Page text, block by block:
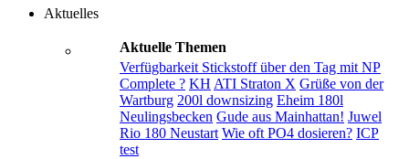
Aktuelles
Aktuelle Themen
Verfügbarkeit Stickstoff über den Tag mit NP
Complete ? KH ATI Straton X Grüße von der
Wartburg 200l downsizing Eheim 180l
Neulingsbecken Gude aus Mainhattan! Juwel
Rio 180 Neustart Wie oft PO4 dosieren? ICP
test